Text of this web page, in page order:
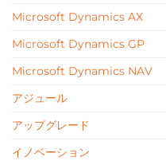
Microsoft Dynamics AX
Microsoft Dynamics GP
Microsoft Dynamics NAV
アジュール
アップグレード
イノベーション